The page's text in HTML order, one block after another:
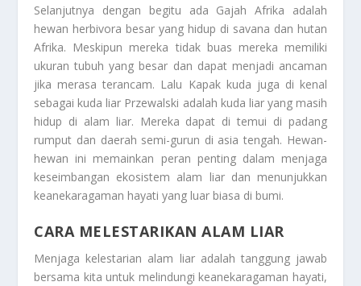
Selanjutnya dengan begitu ada Gajah Afrika adalah
hewan herbivora besar yang hidup di savana dan hutan
Afrika. Meskipun mereka tidak buas mereka memiliki
ukuran tubuh yang besar dan dapat menjadi ancaman
jika merasa terancam. Lalu Kapak kuda juga di kenal
sebagai kuda liar Przewalski adalah kuda liar yang masih
hidup di alam liar. Mereka dapat di temui di padang
rumput dan daerah semi-gurun di asia tengah. Hewan-
hewan ini memainkan peran penting dalam menjaga
keseimbangan ekosistem alam liar dan menunjukkan
keanekaragaman hayati yang luar biasa di bumi.
CARA MELESTARIKAN ALAM LIAR
Menjaga kelestarian alam liar adalah tanggung jawab
bersama kita untuk melindungi keanekaragaman hayati,